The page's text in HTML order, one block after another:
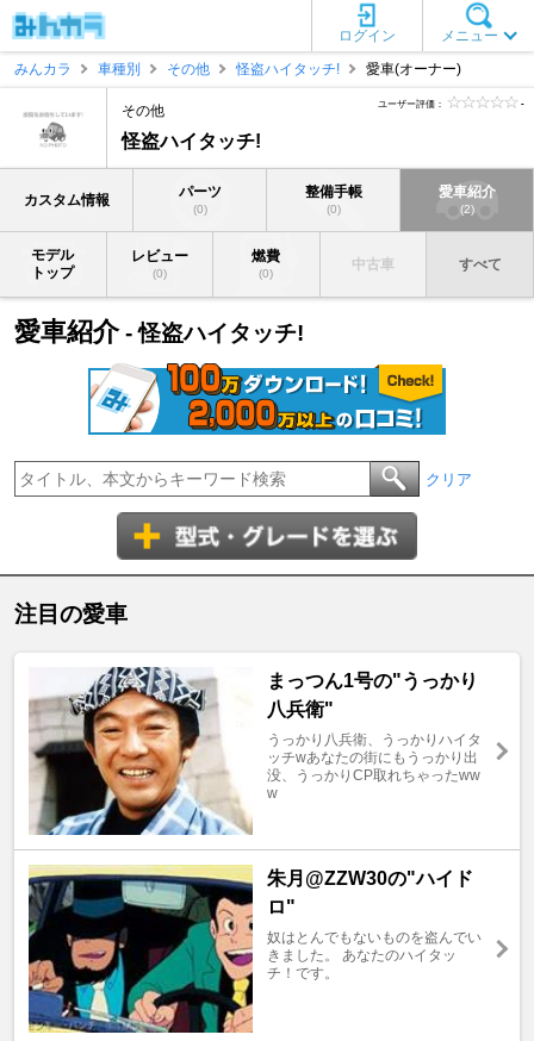
メニュー
ログイン
みんカラ
車種別 その他 怪盗ハイタッチ! 愛車(オーナー)
その他
怪盗ハイタッチ!
ユーザー評価： -
カスタム情報 パーツ
(0)
整備手帳
(0)
愛車紹介
(2)
モデル
トップ
レビュー
(0)
燃費
(0)
中古車 すべて
愛車紹介- 怪盗ハイタッチ!
クリア
注目の愛車
まっつん1号の"うっかり
八兵衛"
うっかり八兵衛、うっかりハイタ
ッチwあなたの街にもうっかり出
没、うっかりCP取れちゃったww
w
朱月@ZZW30の"ハイド
ロ"
奴はとんでもないものを盗んでい
きました。 あなたのハイタッ
チ！です。